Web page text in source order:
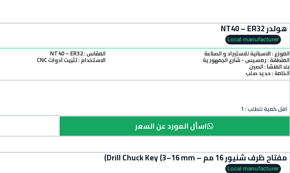
هولدر NT40 – ER32
Local manufacturer
الموزع : الاسبانية للاستيراد و الصناعة
المنطقة :رمسيس - شارع الجمهورية
بلد المنشأ :الصين
الخامة :حديد صلب
المقاس : NT40 – ER32
الاستخدام : تثبيت أدوات CNC
اقل كمية للطلب : 1
اسأل المورد عن السعر
مفتاح ظرف شنيور 16 مم – Drill Chuck Key (3–16 mm)
Local manufacturer